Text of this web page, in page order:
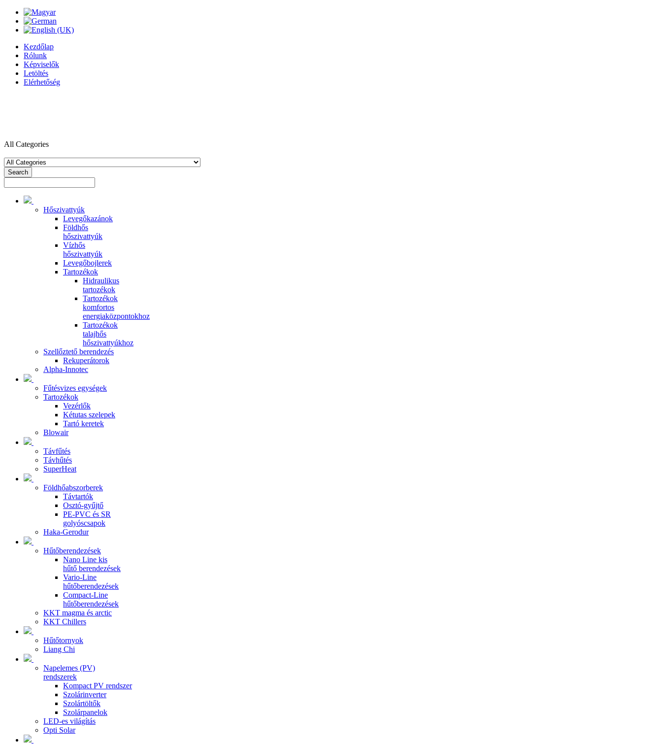
Kezdőlap
Rólunk
Képviselők
Letöltés
Elérhetőség
All Categories
Search
Hőszivattyúk
Levegőkazánok
Földhős
hőszivattyúk
Vízhős
hőszivattyúk
Levegőbojlerek
Tartozékok
Hidraulikus
tartozékok
Tartozékok
komfortos
energiaközpontokhoz
Tartozékok
talajhős
hőszivattyúkhoz
Szellőztető berendezés
Rekuperátorok
Alpha-Innotec
Fűtésvizes egységek
Tartozékok
Vezérlők
Kétutas szelepek
Tartó keretek
Blowair
Távfűtés
Távhűtés
SuperHeat
Földhőabszorberek
Távtartók
Osztó-gyűjtő
PE-PVC és SR
golyóscsapok
Haka-Gerodur
Hűtőberendezések
Nano Line kis
hűtő berendezések
Vario-Line
hűtőberendezések
Compact-Line
hűtőberendezések
KKT magma és arctic
KKT Chillers
Hűtőtornyok
Liang Chi
Napelemes (PV)
rendszerek
Kompact PV rendszer
Szolárinverter
Szolártöltők
Szolárpanelok
LED-es világítás
Opti Solar